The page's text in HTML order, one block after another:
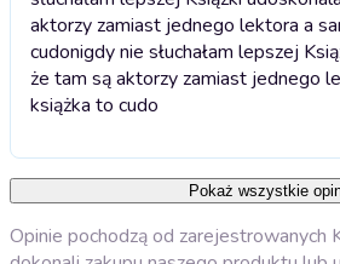
aktorzy zamiast jednego lektora a
cudonigdy nie słuchałam lepszej
że tam są aktorzy zamiast jednego
książka to cudo
Pokaż wszystkie
Opinie pochodzą od zarejestrowanych